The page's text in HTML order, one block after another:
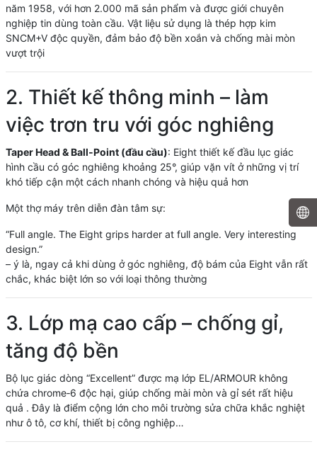
năm 1958, với hơn 2.000 mã sản phẩm và được giới chuyên
nghiệp tin dùng toàn cầu. Vật liệu sử dụng là thép hợp kim
SNCM+V độc quyền, đảm bảo độ bền xoắn và chống mài mòn
vượt trội
2. Thiết kế thông minh – làm
việc trơn tru với góc nghiêng
Taper Head & Ball‑Point (đầu cầu): Eight thiết kế đầu lục giác
hình cầu có góc nghiêng khoảng 25°, giúp vặn vít ở những vị trí
khó tiếp cận một cách nhanh chóng và hiệu quả hơn
Một thợ máy trên diễn đàn tâm sự:
“Full angle. The Eight grips harder at full angle. Very interesting
design.”
– ý là, ngay cả khi dùng ở góc nghiêng, độ bám của Eight vẫn rất
chắc, khác biệt lớn so với loại thông thường
3. Lớp mạ cao cấp – chống gỉ,
tăng độ bền
Bộ lục giác dòng “Excellent” được mạ lớp EL/ARMOUR không
chứa chrome‑6 độc hại, giúp chống mài mòn và gỉ sét rất hiệu
quả . Đây là điểm cộng lớn cho môi trường sửa chữa khắc nghiệt
như ô tô, cơ khí, thiết bị công nghiệp…